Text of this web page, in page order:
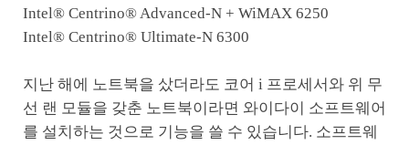
Intel® Centrino® Advanced-N + WiMAX 6250
Intel® Centrino® Ultimate-N 6300
지난 해에 노트북을 샀더라도 코어 i 프로세서와 위 무
선 랜 모듈을 갖춘 노트북이라면 와이다이 소프트웨어
를 설치하는 것으로 기능을 쓸 수 있습니다. 소프트웨